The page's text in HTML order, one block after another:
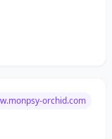
orchid.com